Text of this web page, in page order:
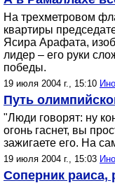
На трехметровом
квартиры
Ясира Арафата,
лидер – его руки
победы.
19 июля 2004 г., 15:10
Путь
"Люди говорят: ну
огонь гаснет, вы
зажигаете его. На
19 июля 2004 г., 15:03
Соперник раиса,